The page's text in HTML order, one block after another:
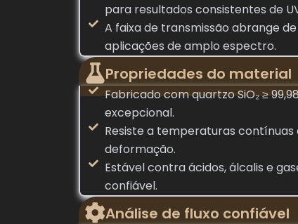
para resultados consistentes de
A faixa de transmissão abrange
aplicações de amplo espectro.
Propriedades do material
Fabricado com quartzo SiO₂ ≥
excepcional.
Resiste a temperaturas contínuas
deformação.
Estável contra ácidos, álcalis e
confiável.
Análise de fluxo confiável